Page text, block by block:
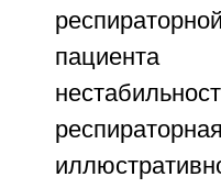
пациента